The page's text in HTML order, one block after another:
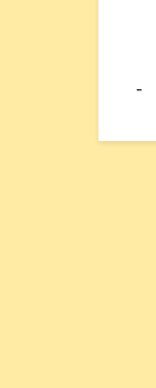
-